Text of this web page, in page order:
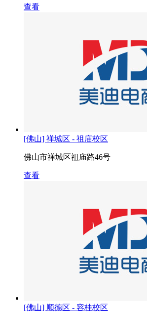
查看
[佛山] 禅城区 - 祖庙校区
佛山市禅城区祖庙路46号
查看
[佛山] 顺德区 - 容桂校区